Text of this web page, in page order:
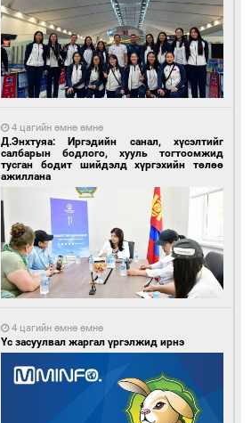
4 цагийн өмнө өмнө
Д.Энхтуяа: Иргэдийн санал, хүсэлтийг
салбарын бодлого, хууль тогтоомжид
тусган бодит шийдэлд хүргэхийн төлөө
ажиллана
4 цагийн өмнө өмнө
Үс засуулвал жаргал үргэлжид ирнэ